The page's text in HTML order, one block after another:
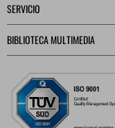
SERVICIO
BIBLIOTECA MULTIMEDIA